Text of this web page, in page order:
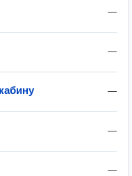
—
—
—
—
—